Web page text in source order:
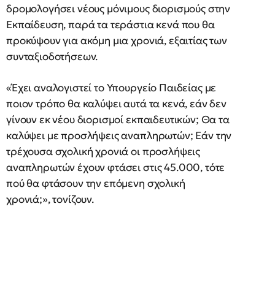
δρομολογήσει νέους μόνιμους διορισμούς στην
Εκπαίδευση, παρά τα τεράστια κενά που θα
προκύψουν για ακόμη μια χρονιά, εξαιτίας των
συνταξιοδοτήσεων.
«Έχει αναλογιστεί το Υπουργείο Παιδείας με
ποιον τρόπο θα καλύψει αυτά τα κενά, εάν δεν
γίνουν εκ νέου διορισμοί εκπαιδευτικών; Θα τα
καλύψει με προσλήψεις αναπληρωτών; Εάν την
τρέχουσα σχολική χρονιά οι προσλήψεις
αναπληρωτών έχουν φτάσει στις 45.000, τότε
πού θα φτάσουν την επόμενη σχολική
χρονιά;», τονίζουν.